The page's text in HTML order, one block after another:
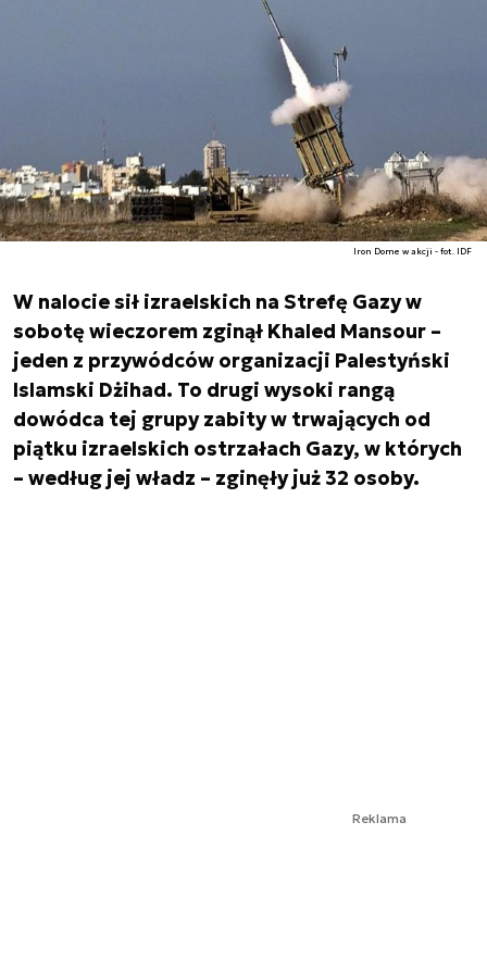
Iron Dome w akcji - fot. IDF
W nalocie sił izraelskich na Strefę Gazy w
sobotę wieczorem zginął Khaled Mansour –
jeden z przywódców organizacji Palestyński
Islamski Dżihad. To drugi wysoki rangą
dowódca tej grupy zabity w trwających od
piątku izraelskich ostrzałach Gazy, w których
– według jej władz – zginęły już 32 osoby.
Reklama